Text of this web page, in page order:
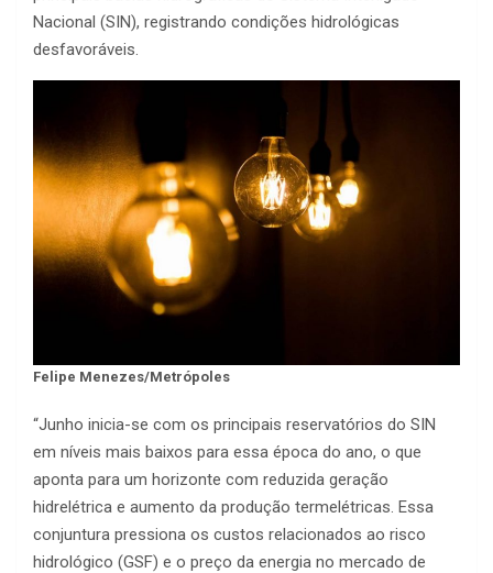
Nacional (SIN), registrando condições hidrológicas
desfavoráveis.
Felipe Menezes/Metrópoles
“Junho inicia-se com os principais reservatórios do SIN
em níveis mais baixos para essa época do ano, o que
aponta para um horizonte com reduzida geração
hidrelétrica e aumento da produção termelétricas. Essa
conjuntura pressiona os custos relacionados ao risco
hidrológico (GSF) e o preço da energia no mercado de